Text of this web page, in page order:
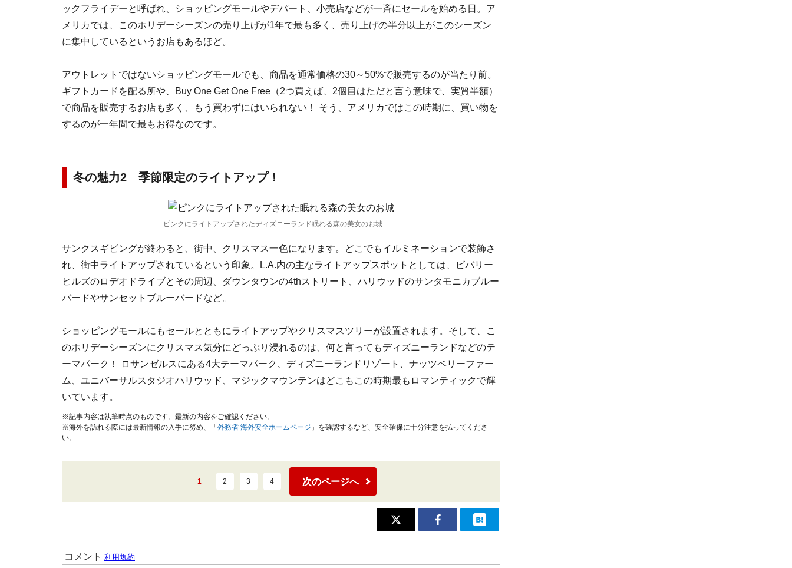
ックフライデーと呼ばれ、ショッピングモールやデパート、小売店などが一斉にセールを始める日。ア
メリカでは、このホリデーシーズンの売り上げが1年で最も多く、売り上げの半分以上がこのシーズン
に集中しているというお店もあるほど。
アウトレットではないショッピングモールでも、商品を通常価格の30～50%で販売するのが当たり前。
ギフトカードを配る所や、Buy One Get One Free（2つ買えば、2個目はただと言う意味で、実質半額）
で商品を販売するお店も多く、もう買わずにはいられない！ そう、アメリカではこの時期に、買い物を
するのが一年間で最もお得なのです。
冬の魅力2 季節限定のライトアップ！
ピンクにライトアップされたディズニーランド眠れる森の美女のお城
サンクスギビングが終わると、街中、クリスマス一色になります。どこでもイルミネーションで装飾さ
れ、街中ライトアップされているという印象。L.A.内の主なライトアップスポットとしては、ビバリー
ヒルズのロデオドライブとその周辺、ダウンタウンの4thストリート、ハリウッドのサンタモニカブルー
バードやサンセットブルーバードなど。
ショッピングモールにもセールとともにライトアップやクリスマスツリーが設置されます。そして、こ
のホリデーシーズンにクリスマス気分にどっぷり浸れるのは、何と言ってもディズニーランドなどのテ
ーマパーク！ ロサンゼルスにある4大テーマパーク、ディズニーランドリゾート、ナッツベリーファー
ム、ユニバーサルスタジオハリウッド、マジックマウンテンはどこもこの時期最もロマンティックで輝
いています。
※記事内容は執筆時点のものです。最新の内容をご確認ください。
※海外を訪れる際には最新情報の入手に努め、「 外務省 海外安全ホームページ 」を確認するなど、安全確保に十分注意を払ってくださ
い。
1 2 3 4 次のページへ